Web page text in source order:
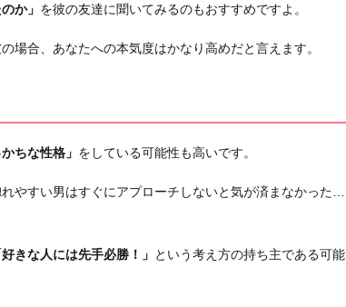
か」 を彼の友達に聞いてみるのもおすすめですよ。
場合、あなたへの本気度はかなり高めだと言えます。
かちな性格」 をしている可能性も高いです。
やすい男はすぐにアプローチしないと気が済まなかった…
好きな人には先手必勝！」 という考え方の持ち主である可能